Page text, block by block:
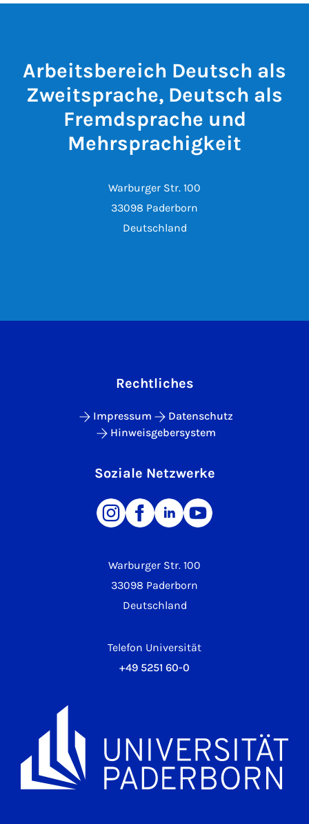
Arbeitsbereich Deutsch als
Zweitsprache, Deutsch als
Fremdsprache und
Mehrsprachigkeit
Warburger Str. 100
33098 Paderborn
Deutschland
Warburger Str. 100
33098 Paderborn
Deutschland
Telefon Universität
+49 5251 60-0
Rechtliches
Impressum
Datenschutz
Hinweisgebersystem
Soziale Netzwerke